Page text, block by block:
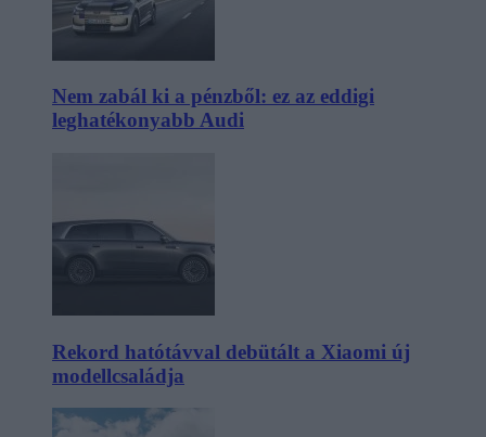
Nem zabál ki a pénzből: ez az eddigi
leghatékonyabb Audi
Rekord hatótávval debütált a Xiaomi új
modellcsaládja